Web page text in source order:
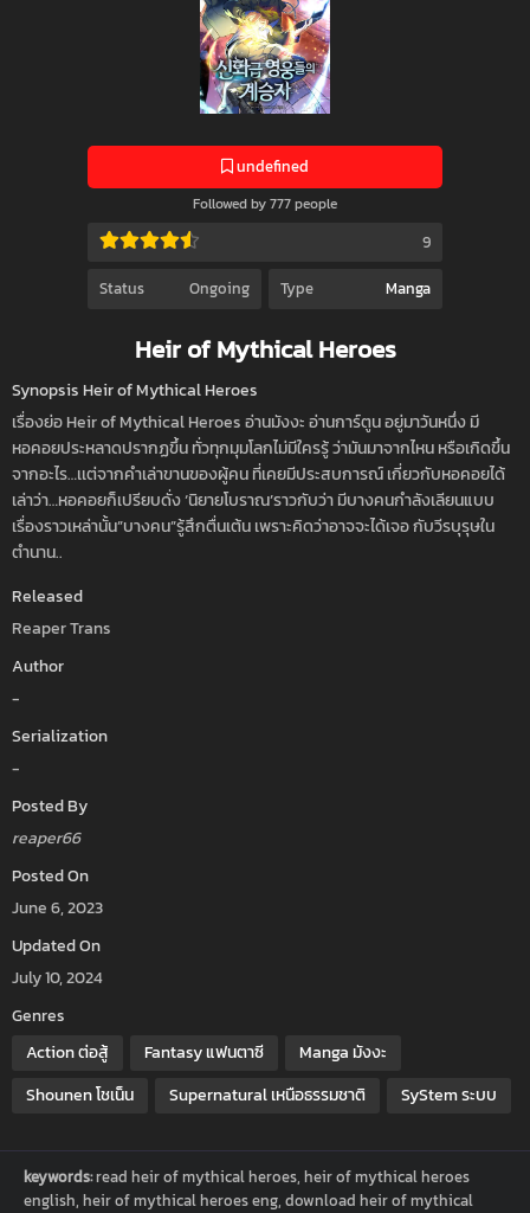
undefined
Followed by 777 people
9
Status Ongoing Type Manga
Heir of Mythical Heroes
Synopsis Heir of Mythical Heroes
เรื่องย่อ Heir of Mythical Heroes อ่านมังงะ อ่านการ์ตูน อยู่มาวันหนึ่ง มี
หอคอยประหลาดปรากฏขึ้น ทั่วทุกมุมโลกไม่มีใครรู้ ว่ามันมาจากไหน หรือเกิดขึ้น
จากอะไร…เเต่จากคำเล่าขานของผู้คน ที่เคยมีประสบการณ์ เกี่ยวกับหอคอยได้
เล่าว่า…หอคอยก็เปรียบดั่ง ‘นิยายโบราณ’ราวกับว่า มีบางคนกำลังเลียนแบบ
เรื่องราวเหล่านั้น”บางคน”รู้สึกตื่นเต้น เพราะคิดว่าอาจจะได้เจอ กับวีรบุรุษใน
ตำนาน..
Released
Reaper Trans
Author
-
Serialization
-
Posted By
reaper66
Posted On
June 6, 2023
Updated On
July 10, 2024
Genres
Action ต่อสู้
Fantasy แฟนตาซี
Manga มังงะ
Shounen โชเน็น
Supernatural เหนือธรรมชาติ SyStem ระบบ
keywords:read heir of mythical heroes, heir of mythical heroes
english, heir of mythical heroes eng, download heir of mythical